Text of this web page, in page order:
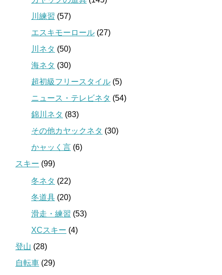
川練習 (57)
エスキモーロール (27)
川ネタ (50)
海ネタ (30)
超初級フリースタイル (5)
ニュース・テレビネタ (54)
錦川ネタ (83)
その他カヤックネタ (30)
かャッく言 (6)
スキー (99)
冬ネタ (22)
冬道具 (20)
滑走・練習 (53)
XCスキー (4)
登山 (28)
自転車 (29)